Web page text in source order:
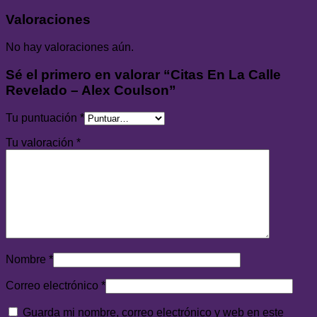
Valoraciones
No hay valoraciones aún.
Sé el primero en valorar “Citas En La Calle
Revelado – Alex Coulson”
Tu puntuación *
Tu valoración *
Nombre *
Correo electrónico *
Guarda mi nombre, correo electrónico y web en este